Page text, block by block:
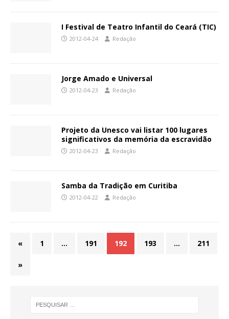
I Festival de Teatro Infantil do Ceará (TIC)
2012-04-24 Redação
Jorge Amado e Universal
2012-04-23 Redação
Projeto da Unesco vai listar 100 lugares
significativos da memória da escravidão
2012-04-23 Redação
Samba da Tradição em Curitiba
2012-04-22 Redação
« 1 … 191 192 193 … 211
»